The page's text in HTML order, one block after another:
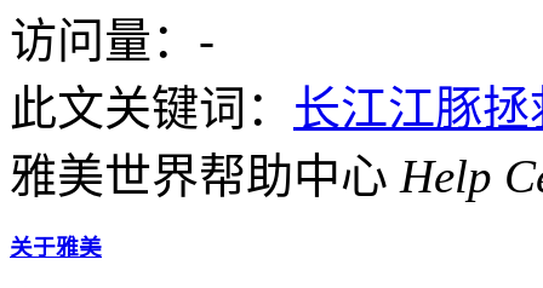
访问量： -
此文关键词： 长江江豚
雅美世界帮助中心 Help
关于雅美